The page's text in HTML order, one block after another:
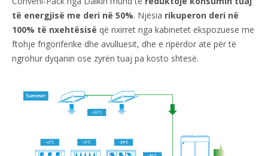
të energjisë me deri në 50%. Njësia rikuperon deri në
100% të nxehtësisë që nxirret nga kabinetet ekspozuese me
ftohje frigoriferike dhe avulluesit, dhe e ripërdor atë për të
ngrohur dyqanin ose zyrën tuaj pa kosto shtesë.